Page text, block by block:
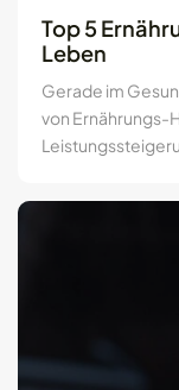
Top 5
Leben
Gerade im
von Ernährungs-